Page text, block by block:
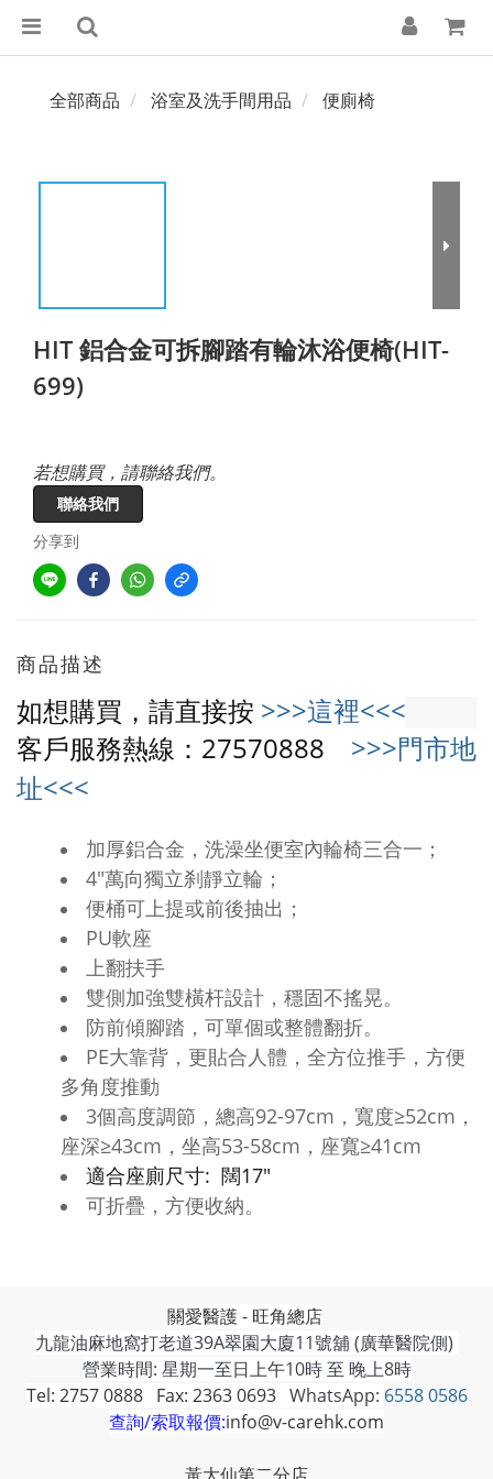
全部商品 浴室及洗手間用品 便廁椅
HIT 鋁合金可拆腳踏有輪沐浴便椅(HIT-
699)
若想購買，請聯絡我們。
聯絡我們
分享到
商品描述
如想購買，請直接按 >>>這裡<<<
客戶服務熱線：27570888 >>>門市地
址<<<
加厚鋁合金，洗澡坐便室內輪椅三合一；
4"萬向獨立刹靜立輪；
便桶可上提或前後抽出；
PU軟座
上翻扶手
雙側加強雙橫杆設計，穩固不搖晃。
防前傾腳踏，可單個或整體翻折。
PE大靠背，更貼合人體，全方位推手，方便
多角度推動
3個高度調節，總高92-97cm，寬度≥52cm，
座深≥43cm，坐高53-58cm，座寬≥41cm
適合座廁尺寸: 闊17"
可折疊，方便收納。
關愛醫護 - 旺角總店
九龍油麻地窩打老道39A翠園大廈11號舖 (廣華醫院側)
營業時間: 星期一至日上午10時 至 晚上8時
Tel: 2757 0888 Fax: 2363 0693WhatsApp: 6558 0586
查詢/索取報價:info@v-carehk.com